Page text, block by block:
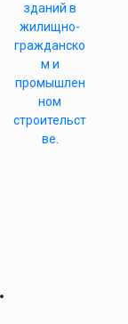
зданий в
жилищно-
гражданско
м и
промышлен
ном
строительст
ве.